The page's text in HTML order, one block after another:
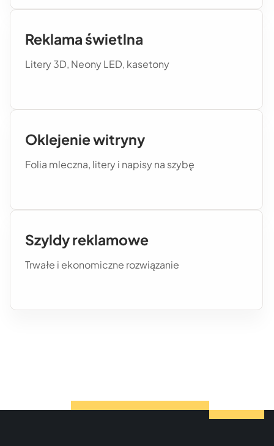
Reklama świetlna
Litery 3D, Neony LED, kasetony
Oklejenie witryny
Folia mleczna, litery i napisy na szybę
Szyldy reklamowe
Trwałe i ekonomiczne rozwiązanie